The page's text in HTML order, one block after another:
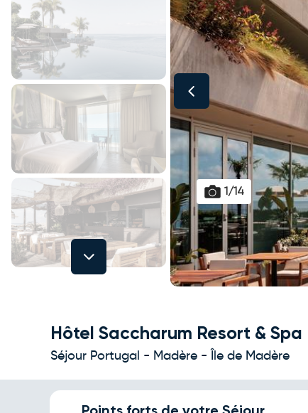
Next
1/14
Hôtel Saccharum Resort & Spa
Séjour Portugal - Madère - Île de Madère